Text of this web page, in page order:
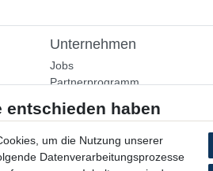
Unternehmen
Jobs
Partnerprogramm
Bestellung widerrufen
Datenschutzerklärung
um die Nutzung unserer
Datenverarbeitungsprozesse